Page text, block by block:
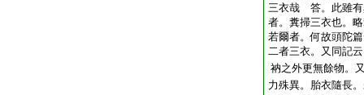
三衣哉 答。此雖有
者。糞掃三衣也。
若爾者。何故頭陀
二者三衣。又同記
衲之外更無餘物。
力殊異。胎衣隨長